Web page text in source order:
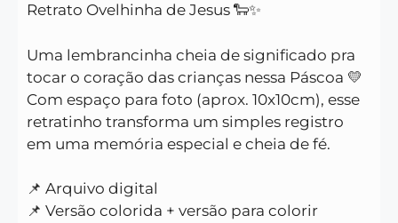
Retrato Ovelhinha de Jesus 🐑✨
Uma lembrancinha cheia de significado pra
tocar o coração das crianças nessa Páscoa 💛
Com espaço para foto (aprox. 10x10cm), esse
retratinho transforma um simples registro
em uma memória especial e cheia de fé.
📌 Arquivo digital
📌 Versão colorida + versão para colorir